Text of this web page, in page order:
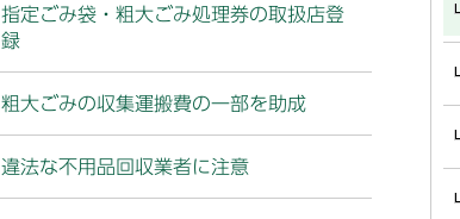
指定ごみ袋・粗大ごみ処理券の取扱店登
録
粗大ごみの収集運搬費の一部を助成
違法な不用品回収業者に注意